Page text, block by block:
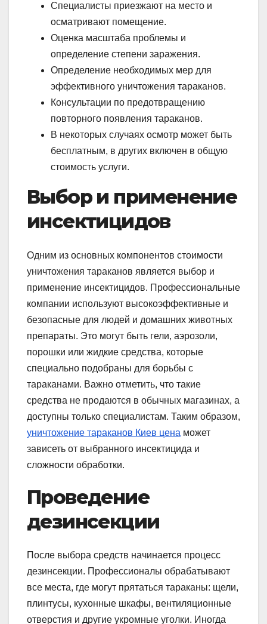
Специалисты приезжают на место и
осматривают помещение.
Оценка масштаба проблемы и
определение степени заражения.
Определение необходимых мер для
эффективного уничтожения тараканов.
Консультации по предотвращению
повторного появления тараканов.
В некоторых случаях осмотр может быть
бесплатным, в других включен в общую
стоимость услуги.
Выбор и применение
инсектицидов
Одним из основных компонентов стоимости
уничтожения тараканов является выбор и
применение инсектицидов. Профессиональные
компании используют высокоэффективные и
безопасные для людей и домашних животных
препараты. Это могут быть гели, аэрозоли,
порошки или жидкие средства, которые
специально подобраны для борьбы с
тараканами. Важно отметить, что такие
средства не продаются в обычных магазинах, а
доступны только специалистам. Таким образом,
уничтожение тараканов Киев цена может
зависеть от выбранного инсектицида и
сложности обработки.
Проведение
дезинсекции
После выбора средств начинается процесс
дезинсекции. Профессионалы обрабатывают
все места, где могут прятаться тараканы: щели,
плинтусы, кухонные шкафы, вентиляционные
отверстия и другие укромные уголки. Иногда